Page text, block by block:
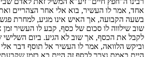
אחד, אמר לו העשיר, בוא אלי אחר הצהריים
בשעה הקבועה, אך האיש אינו מגיע, למחרת
שוב שילווה לו סכום של כסף, קבע לו העשיר
לקבל את הכסף, אך שוב לא הגיע. ביום
וביקש הלוואה, אמר לו העשיר אל תוסף דבר
היית באמת נצרך לכסף זה היית בא בזמן